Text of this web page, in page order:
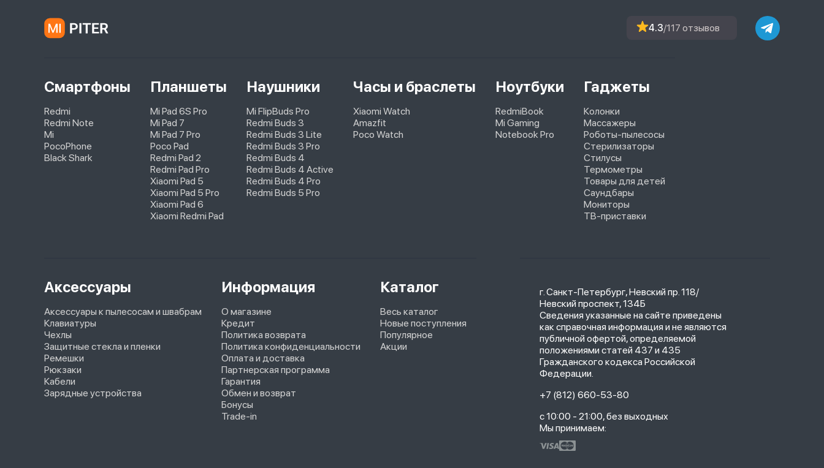
4.3/117 отзывов
Смартфоны
Redmi
Redmi Note
Mi
PocoPhone
Black Shark
Планшеты
Mi Pad 6S Pro
Mi Pad 7
Mi Pad 7 Pro
Poco Pad
Redmi Pad 2
Redmi Pad Pro
Xiaomi Pad 5
Xiaomi Pad 5 Pro
Xiaomi Pad 6
Xiaomi Redmi Pad
Наушники
Mi FlipBuds Pro
Redmi Buds 3
Redmi Buds 3 Lite
Redmi Buds 3 Pro
Redmi Buds 4
Redmi Buds 4 Active
Redmi Buds 4 Pro
Redmi Buds 5 Pro
Часы и браслеты
Xiaomi Watch
Amazfit
Poco Watch
Ноутбуки
RedmiBook
Mi Gaming
Notebook Pro
Гаджеты
Колонки
Массажеры
Роботы-пылесосы
Стерилизаторы
Стилусы
Термометры
Товары для детей
Саундбары
Мониторы
ТВ-приставки
Аксессуары
Аксессуары к пылесосам и швабрам
Клавиатуры
Чехлы
Защитные стекла и пленки
Ремешки
Рюкзаки
Кабели
Зарядные устройства
Информация
О магазине
Кредит
Политика возврата
Политика конфиденциальности
Оплата и доставка
Партнерская программа
Гарантия
Обмен и возврат
Бонусы
Trade-in
Каталог
Весь каталог
Новые поступления
Популярное
Акции
г. Санкт-Петербург, Невский пр. 118/
Невский проспект, 134Б
Сведения указанные на сайте приведены
как справочная информация и не являются
публичной офертой, определяемой
положениями статей 437 и 435
Гражданского кодекса Российской
Федерации.
+7 (812) 660-53-80
с 10:00 - 21:00, без выходных
Мы принимаем: